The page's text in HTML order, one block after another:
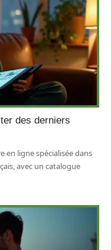
des derniers
en ligne spécialisée dans
avec un catalogue